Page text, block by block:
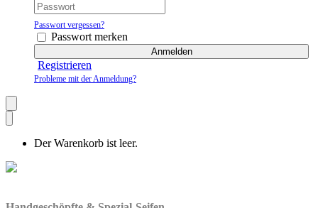
Passwort vergessen?
Passwort merken
Anmelden
Registrieren
Probleme mit der Anmeldung?
Der Warenkorb ist leer.